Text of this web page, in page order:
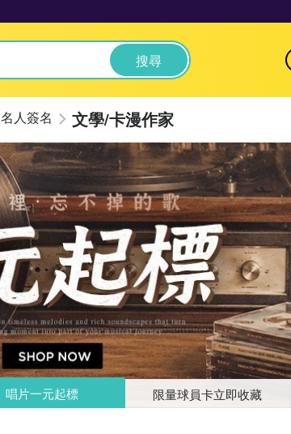
搜尋
名人簽名 文學/卡漫作家
唱片一元起標 限量球員卡立即收藏